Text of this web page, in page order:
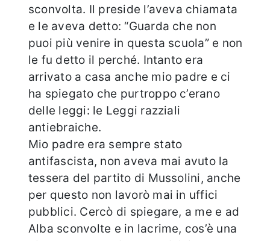
sconvolta. Il preside l’aveva chiamata
e le aveva detto: “Guarda che non
puoi più venire in questa scuola” e non
le fu detto il perché. Intanto era
arrivato a casa anche mio padre e ci
ha spiegato che purtroppo c’erano
delle leggi: le Leggi razziali
antiebraiche.
Mio padre era sempre stato
antifascista, non aveva mai avuto la
tessera del partito di Mussolini, anche
per questo non lavorò mai in uffici
pubblici. Cercò di spiegare, a me e ad
Alba sconvolte e in lacrime, cos’è una